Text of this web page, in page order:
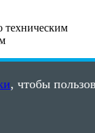
, чтобы
техническим